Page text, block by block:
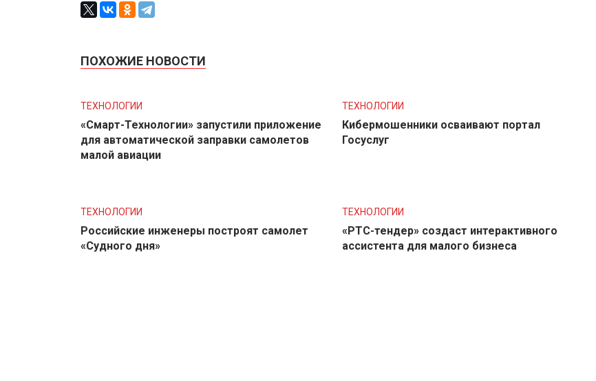
ПОХОЖИЕ НОВОСТИ
ТЕХНОЛОГИИ
«Смарт-Технологии» запустили приложение
для автоматической заправки самолетов
малой авиации
ТЕХНОЛОГИИ
Кибермошенники осваивают портал
Госуслуг
ТЕХНОЛОГИИ
Российские инженеры построят самолет
«Судного дня»
ТЕХНОЛОГИИ
«РТС-тендер» создаст интерактивного
ассистента для малого бизнеса